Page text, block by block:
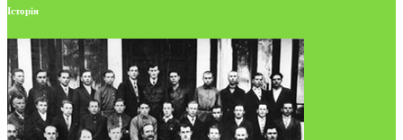
Історія